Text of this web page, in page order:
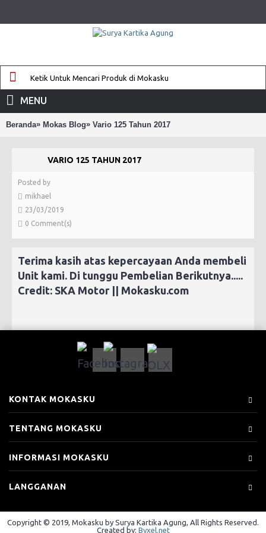
MENU
Beranda» Mokas Blog» Vario 125 Tahun 2017
VARIO 125 TAHUN 2017
Posted by
mikhael
23/03/2019
0 Comment(s)
Terima kasih atas kepercayaan Anda membeli
Unit kami. Di tunggu Pembelian Berikutnya.....
Credit: SKA Motor || Mokasku.com
KONTAK MOKASKU
TENTANG MOKASKU
INFORMASI MOKASKU
LANGGANAN
Copyright © 2019, Mokasku by Surya Kartika Agung, All Rights Reserved.
Created by: Byxel.net